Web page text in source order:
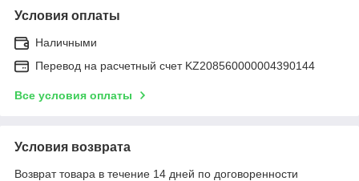
Условия оплаты
Наличными
Перевод на расчетный счет KZ208560000004390144
Все условия оплаты
Условия возврата
Возврат товара в течение 14 дней по договоренности